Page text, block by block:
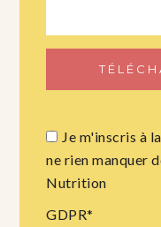
Je m'inscris à
ne rien manquer
Nutrition
GDPR*